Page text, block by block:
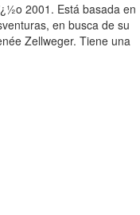
2001. Está basada en
en busca de su
Zellweger. Tiene una